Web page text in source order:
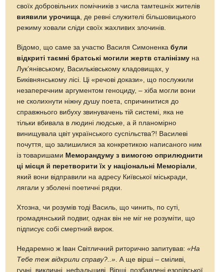
своїх добровільних помічників з числа тамтешніх жителів
виявили урочища, де ревні служителі більшовицького
режиму ховали сліди своїх жахливих злочинів.
Відомо, що саме за участю Василя Симоненкабули
відкриті таємні братські могили жертв сталінізму на
Лук’янівському, Васильківському кладовищах, у
Биківнянському лісі. Ці «речові докази», що послужили
незаперечним аргументом геноциду, – хіба могли вони
не сколихнути ніжну душу поета, спричинитися до
справжнього вибуху звинувачень тій системі, яка не
тільки вбивала в людині людське, а й планомірно
винищувала цвіт українського суспільства?! Василеві
почуття, що залишилися за конкретикою написаного ним
із товаришами Меморандуму з вимогою оприлюднити
ці місця й перетворити їх у національні Меморіали,
який вони відправили на адресу Київської міськради,
лягали у зболені поетичні рядки.
Хтозна, чи розумів тоді Василь, що чинить, по суті,
громадянський подвиг, однак він не міг не розуміти, що
підписує собі смертний вирок.
Недаремно ж Іван Світличний риторично запитував:«На
Тебе теж відкрили справу?..». А ще вірші – сміливі,
гучні, викличні, нефальшиві. Вірші, позбавлені езопівської